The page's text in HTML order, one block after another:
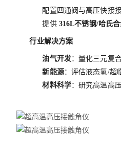
配置四通阀与高压快接
提供 316L不锈钢/哈氏
行业解决方案
油气开发：量化三元复
新能源：评估液态氢/超
材料科学：研究高温高